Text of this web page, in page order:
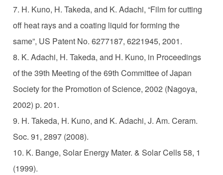
7. H. Kuno, H. Takeda, and K. Adachi, “Film for cutting
off heat rays and a coating liquid for forming the
same”, US Patent No. 6277187, 6221945, 2001.
8. K. Adachi, H. Takeda, and H. Kuno, in Proceedings
of the 39th Meeting of the 69th Committee of Japan
Society for the Promotion of Science, 2002 (Nagoya,
2002) p. 201.
9. H. Takeda, H. Kuno, and K. Adachi, J. Am. Ceram.
Soc. 91, 2897 (2008).
10. K. Bange, Solar Energy Mater. & Solar Cells 58, 1
(1999).